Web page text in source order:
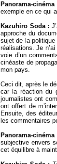
Panorama-cinéma
exemple en ce qui
Kazuhiro Soda :
approche du
sujet de la
réalisations. Je
voie d’un
cinéaste de
mon pays.
Ceci dit, après le
car la réaction du
journalistes ont
ont offert de
Ensuite, des
les commentaires
Panorama-cinéma
subjective envers
cet équilibre à